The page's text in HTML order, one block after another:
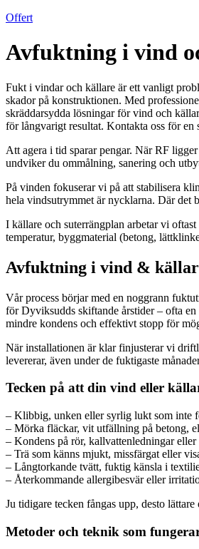
Offert
Avfuktning i vind
Fukt i vindar och källare är ett vanligt
skador på konstruktionen. Med
skräddarsydda lösningar för vind och
för långvarigt resultat. Kontakta oss för
Att agera i tid sparar pengar. När RF
undviker du ommålning, sanering och
På vinden fokuserar vi på att stabilisera
hela vindsutrymmet är nycklarna. Där det
I källare och suterrängplan arbetar vi
temperatur, byggmaterial (betong,
Avfuktning i vind &
Vår process börjar med en noggrann
för Dyviksudds skiftande årstider – ofta
mindre kondens och effektivt stopp för
När installationen är klar finjusterar vi
levererar, även under de fuktigaste
Tecken på att din vind eller
– Klibbig, unken eller syrlig lukt som inte
– Mörka fläckar, vit utfällning på betong,
– Kondens på rör, kallvattenledningar eller
– Trä som känns mjukt, missfärgat eller
– Långtorkande tvätt, fuktig känsla i
– Återkommande allergibesvär eller
Ju tidigare tecken fångas upp, desto
Metoder och teknik som